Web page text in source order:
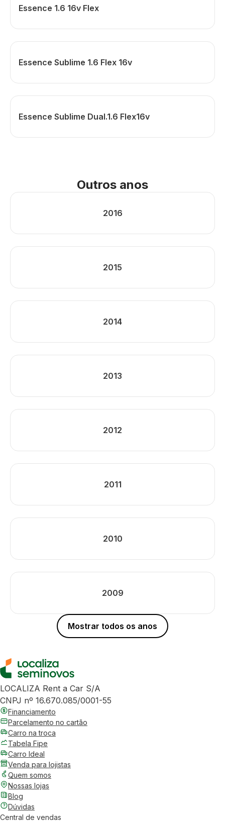
Essence 1.6 16v Flex
Essence Sublime 1.6 Flex 16v
Essence Sublime Dual.1.6 Flex16v
Outros anos
2016
2015
2014
2013
2012
2011
2010
2009
Mostrar todos os anos
LOCALIZA Rent a Car S/A
CNPJ nº 16.670.085/0001-55
Financiamento
Parcelamento no cartão
Carro na troca
Tabela Fipe
Carro Ideal
Venda para lojistas
Quem somos
Nossas lojas
Blog
Dúvidas
Central de vendas